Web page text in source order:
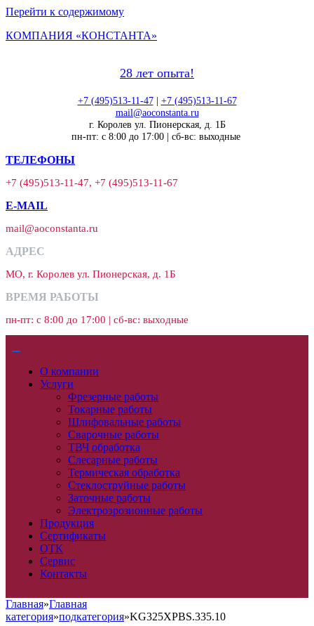
Перейти к содержимому
КОМПАНИЯ «КОНСТАНТА»
28 лет опыта!
+7 (495)513-11-47| +7 (495)513-11-67
mail@aoconstanta.ru
г. Королев ул. Пионерская, д. 1Б
пн-пт: с 8:00 до 17:00 | сб-вс: выходные
ТЕЛЕФОНЫ
+7 (495)513-11-47, +7 (495)513-11-67
E-MAIL
mail@aoconstanta.ru
АДРЕС
МО, г. Королев ул. Пионерская, д. 1Б
ВРЕМЯ РАБОТЫ
пн-пт: с 8:00 до 17:00 | сб-вс: выходные
О компании
Услуги
Фрезерные работы
Токарные работы
Шлифовальные работы
Сварочные работы
ТВЧ обработка
Слесарные работы
Термическая обработка
Стеклоструйные работы
Заточные работы
Электроэрозионные работы
Продукция
Сертификаты
ОТК
Сервис
Контакты
Главная»Главная
категория»подкатегория»KG325XPBS.335.10